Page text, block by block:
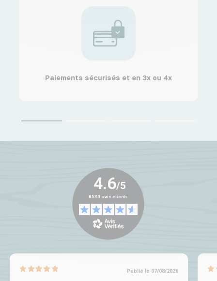
Paiements sécurisés et en 3x ou 4x
Publié le 07/08/2026